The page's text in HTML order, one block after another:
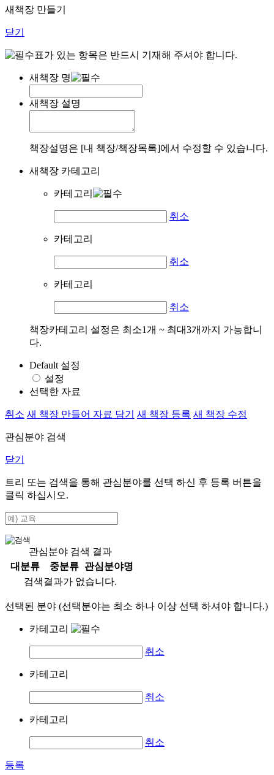
새책장 만들기
닫기
표가 있는 항목은 반드시 기재해 주셔야 합니다.
새책장 명
새책장 설명
책장설명은 [내 책장/책장목록]에서 수정할 수 있습니다.
새책장 카테고리
카테고리
취소
카테고리
취소
카테고리
취소
책장카테고리 설정은 최소1개 ~ 최대3개까지 가능합니
다.
Default 설정
설정
선택한 자료
취소 새 책장 만들어 자료 담기 새 책장 등록 새 책장 수정
관심분야 검색
닫기
트리 또는 검색을 통해 관심분야를 선택 하신 후 등록 버튼을
클릭 하십시오.
관심분야 검색 결과
대분류
중분류
관심분야명
검색결과가 없습니다.
선택된 분야 (선택분야는 최소 하나 이상 선택 하셔야 합니다.)
카테고리
취소
카테고리
취소
카테고리
취소
등록